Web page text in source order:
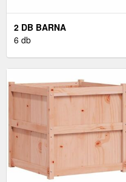
2 DB BARNA
TÖLGYSZÍNŰ
6 db